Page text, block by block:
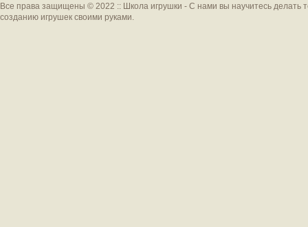
Все права защищены © 2022 :: Школа игрушки - С нами вы научитесь делать
созданию игрушек своими руками.